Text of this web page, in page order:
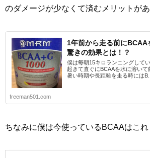
のダメージが少なくて済むメリットがあ
1年前から走る前にBCAA
驚きの効果とは！？
僕は毎朝15キロランニングして
起きて直ぐにBCAAを水に溶い
暑い時期や長距離を走る時にはB...
freeman501.com
ちなみに僕は今使っているBCAAはこれ